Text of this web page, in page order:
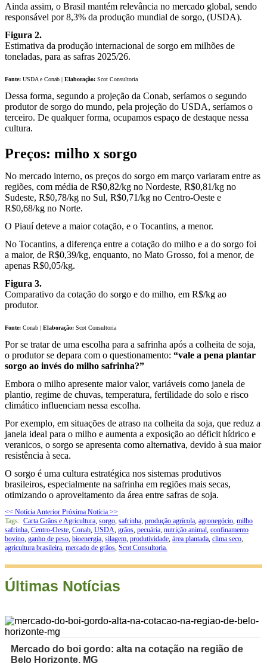
Ainda assim, o Brasil mantém relevância no mercado global, sendo
responsável por 8,3% da produção mundial de sorgo, (USDA).
Figura 2.
Estimativa da produção internacional de sorgo em milhões de
toneladas, para as safras 2025/26.
Fonte: USDA e Conab | Elaboração: Scot Consultoria
Dessa forma, segundo a projeção da Conab, seríamos o segundo
produtor de sorgo do mundo, pela projeção do USDA, seríamos o
terceiro. De qualquer forma, ocupamos espaço de destaque nessa
cultura.
Preços: milho x sorgo
No mercado interno, os preços do sorgo em março variaram entre as
regiões, com média de R$0,82/kg no Nordeste, R$0,81/kg no
Sudeste, R$0,78/kg no Sul, R$0,71/kg no Centro-Oeste e
R$0,68/kg no Norte.
O Piauí deteve a maior cotação, e o Tocantins, a menor.
No Tocantins, a diferença entre a cotação do milho e a do sorgo foi
a maior, de R$0,39/kg, enquanto, no Mato Grosso, foi a menor, de
apenas R$0,05/kg.
Figura 3.
Comparativo da cotação do sorgo e do milho, em R$/kg ao
produtor.
Fonte: Conab | Elaboração: Scot Consultoria
Por se tratar de uma escolha para a safrinha após a colheita de soja,
o produtor se depara com o questionamento: “vale a pena plantar
sorgo ao invés do milho safrinha?”
Embora o milho apresente maior valor, variáveis como janela de
plantio, regime de chuvas, temperatura, fertilidade do solo e risco
climático influenciam nessa escolha.
Por exemplo, em situações de atraso na colheita da soja, que reduz a
janela ideal para o milho e aumenta a exposição ao déficit hídrico e
veranicos, o sorgo se apresenta como alternativa, devido à sua maior
resistência à seca.
O sorgo é uma cultura estratégica nos sistemas produtivos
brasileiros, especialmente na safrinha em regiões mais secas,
otimizando o aproveitamento da área entre safras de soja.
<< Notícia Anterior Próxima Notícia >>
Tags: Carta Grãos e Agricultura sorgo safrinha produção agrícola agronegócio milho
safrinha Centro-Oeste Conab USDA grãos pecuária nutrição animal confinamento
bovino ganho de peso bioenergia silagem produtividade área plantada clima seco
agricultura brasileira mercado de grãos Scot Consultoria.
Últimas Notícias
Mercado do boi gordo: alta na cotação na região de
Belo Horizonte, MG